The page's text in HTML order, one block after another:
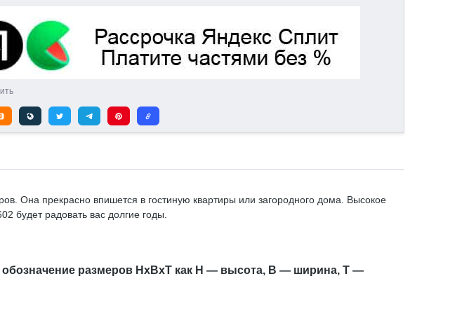
Она прекрасно впишется в гостиную квартиры или загородного дома. Высокое
будет радовать вас долгие годы.
обозначение размеров HxBxT как H — высота, B — ширина, T —